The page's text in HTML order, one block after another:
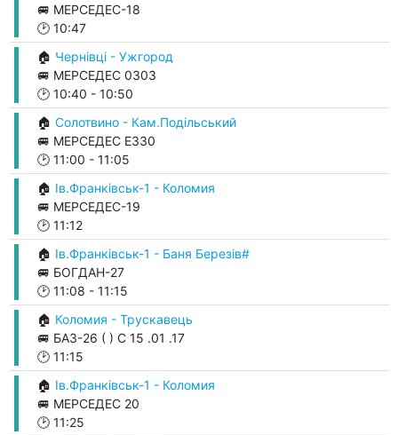
🚐 МЕРСЕДЕС-18
🕑 10:47
🏠 Чернівці - Ужгород
🚐 МЕРСЕДЕС 0303
🕑 10:40 - 10:50
🏠 Солотвино - Кам.Подільський
🚐 МЕРСЕДЕС Е330
🕑 11:00 - 11:05
🏠 Ів.Франківськ-1 - Коломия
🚐 МЕРСЕДЕС-19
🕑 11:12
🏠 Ів.Франківськ-1 - Баня Березів#
🚐 БОГДАН-27
🕑 11:08 - 11:15
🏠 Коломия - Трускавець
🚐 БАЗ-26 ( ) С 15 .01 .17
🕑 11:15
🏠 Ів.Франківськ-1 - Коломия
🚐 МЕРСЕДЕС 20
🕑 11:25